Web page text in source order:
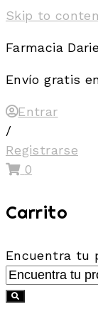
Skip to
Farmacia
Envío gratis
Entrar
/
Registrarse
0
Carrito
Encuentra tu